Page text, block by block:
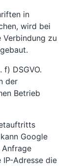
in
wird bei
zu
DSGVO.
der
Betrieb
Google
Adresse die